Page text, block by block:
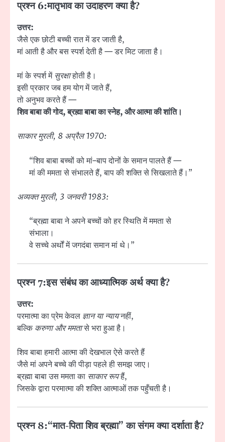
प्रश्न 6:मातृभाव का उदाहरण क्या है?
उत्तर:
जैसे एक छोटी बच्ची रात में डर जाती है,
मां आती है और बस स्पर्श देती है — डर मिट जाता है।
मां के स्पर्श में सुरक्षाहोती है।
इसी प्रकार जब हम योग में जाते हैं,
तो अनुभव करते हैं —
शिव बाबा की गोद, ब्रह्मा बाबा का स्नेह, और आत्मा की शांति।
साकार मुरली, 8 अप्रैल 1970:
“शिव बाबा बच्चों को मां–बाप दोनों के समान पालते हैं —
मां की ममता से संभालते हैं, बाप की शक्ति से सिखलाते हैं।”
अव्यक्त मुरली, 3 जनवरी 1983:
“ब्रह्मा बाबा ने अपने बच्चों को हर स्थिति में ममता से
संभाला।
वे सच्चे अर्थों में जगदंबा समान मां थे।”
प्रश्न 7:इस संबंध का आध्यात्मिक अर्थ क्या है?
उत्तर:
परमात्मा का प्रेम केवल ज्ञान या न्यायनहीं,
बल्कि करुणा और ममतासे भरा हुआ है।
शिव बाबा हमारी आत्मा की देखभाल ऐसे करते हैं
जैसे मां अपने बच्चे की पीड़ा पहले ही समझ जाए।
ब्रह्मा बाबा उस ममता का साकार रूपहैं,
जिसके द्वारा परमात्मा की शक्ति आत्माओं तक पहुँचती है।
प्रश्न 8:“मात-पिता शिव ब्रह्मा” का संगम क्या दर्शाता है?